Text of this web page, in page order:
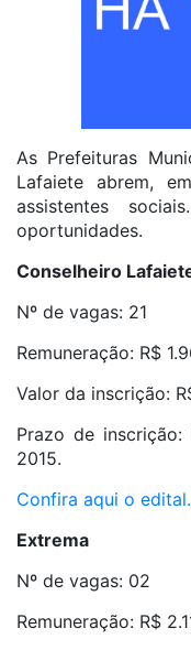
As Prefeituras
Lafaiete abrem,
assistentes
oportunidades.
Conselheiro
Nº de vagas: 21
Remuneração: R$
Valor da inscrição:
Prazo de
2015.
Confira aqui o edital.
Extrema
Nº de vagas: 02
Remuneração: R$